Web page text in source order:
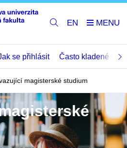
EN
se přihlásit Často kladené
magisterské studium